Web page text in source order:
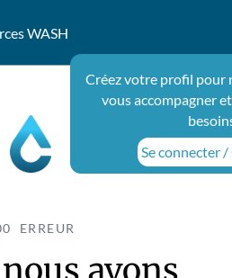
WASH
Créez votre profil pour
vous accompagner
Se connecter
ERREUR